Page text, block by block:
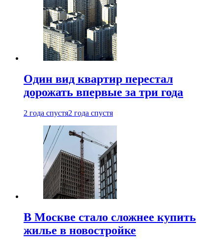
Один вид квартир перестал
дорожать впервые за три года
2 года спустя2 года спустя
В Москве стало сложнее купить
жилье в новостройке